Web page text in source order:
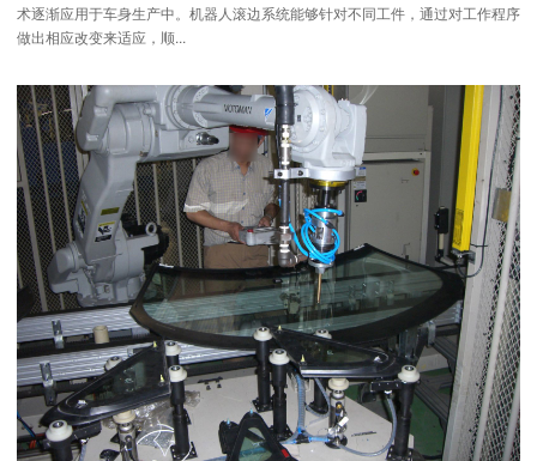
术逐渐应用于车身生产中。机器人滚边系统能够针对不同工件，通过对工作程序
做出相应改变来适应，顺...